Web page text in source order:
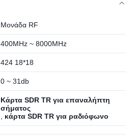
Μονάδα RF
400MHz ~ 8000MHz
424 18*18
0 ~ 31db
Κάρτα SDR TR για επαναλήπτη
σήματος
κάρτα SDR TR για ραδιόφωνο